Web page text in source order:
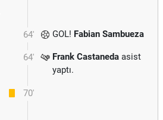
64' GOL! Fabian Sambueza
64' Frank Castaneda asist
yaptı.
70'